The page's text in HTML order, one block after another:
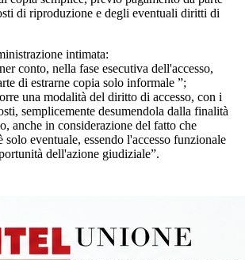
di riproduzione e degli eventuali diritti di
intimata:
conto, nella fase esecutiva dell'accesso,
di estrarne copia solo informale ”;
una modalità del diritto di accesso, con i
semplicemente desumendola dalla finalità
anche in considerazione del fatto che
eventuale, essendo l'accesso funzionale
dell'azione giudiziale”.